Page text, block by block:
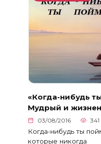
«Когда-нибудь
Мудрый и
03/08/2016 341
Когда-нибудь ты
которые никогда